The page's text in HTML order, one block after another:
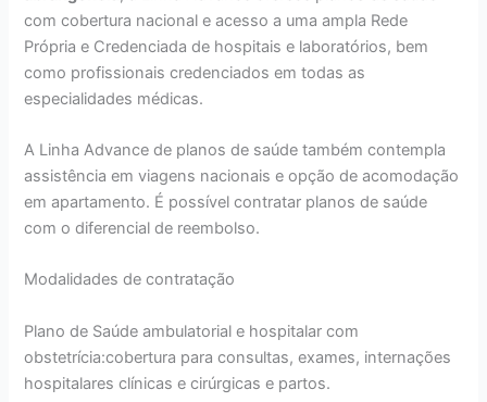
com cobertura nacional e acesso a uma ampla Rede
Própria e Credenciada de hospitais e laboratórios, bem
como profissionais credenciados em todas as
especialidades médicas.
A Linha Advance de planos de saúde também contempla
assistência em viagens nacionais e opção de acomodação
em apartamento. É possível contratar planos de saúde
com o diferencial de reembolso.
Modalidades de contratação
Plano de Saúde ambulatorial e hospitalar com
obstetrícia:cobertura para consultas, exames, internações
hospitalares clínicas e cirúrgicas e partos.